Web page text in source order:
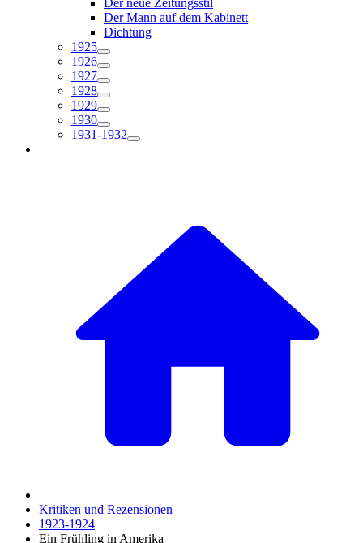
Der neue Zeitungsstil
Der Mann auf dem Kabinett
Dichtung
1925
1926
1927
1928
1929
1930
1931-1932
Kritiken und Rezensionen
1923-1924
Ein Frühling in Amerika